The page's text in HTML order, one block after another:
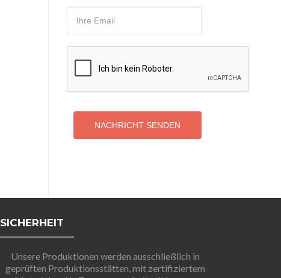
NACHRICHT SENDEN
SICHERHEIT
Unsere Produktionen werden ausschließlich in
geprüften Produktionsstätten, mit zertifiziertem